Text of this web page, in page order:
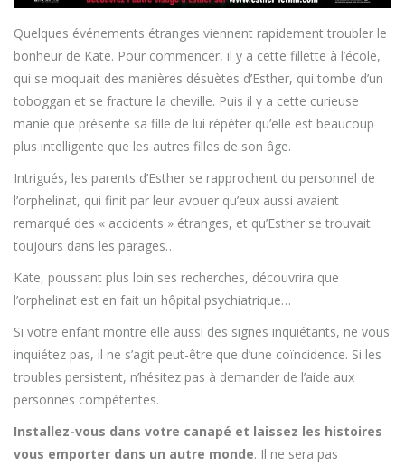
Quelques événements étranges viennent rapidement troubler le
bonheur de Kate. Pour commencer, il y a cette fillette à l’école,
qui se moquait des manières désuètes d’Esther, qui tombe d’un
toboggan et se fracture la cheville. Puis il y a cette curieuse
manie que présente sa fille de lui répéter qu’elle est beaucoup
plus intelligente que les autres filles de son âge.
Intrigués, les parents d’Esther se rapprochent du personnel de
l’orphelinat, qui finit par leur avouer qu’eux aussi avaient
remarqué des « accidents » étranges, et qu’Esther se trouvait
toujours dans les parages…
Kate, poussant plus loin ses recherches, découvrira que
l’orphelinat est en fait un hôpital psychiatrique…
Si votre enfant montre elle aussi des signes inquiétants, ne vous
inquiétez pas, il ne s’agit peut-être que d’une coïncidence. Si les
troubles persistent, n’hésitez pas à demander de l’aide aux
personnes compétentes.
Installez-vous dans votre canapé et laissez les histoires
vous emporter dans un autre monde. Il ne sera pas